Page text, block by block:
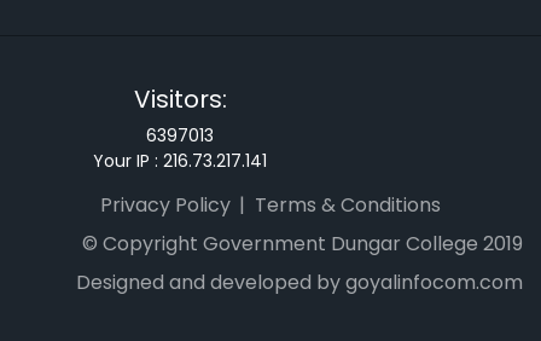
Visitors:
6397013
Your IP : 216.73.217.141
Privacy Policy
Terms & Conditions
© Copyright Government Dungar College 2019
Designed and developed by goyalinfocom.com